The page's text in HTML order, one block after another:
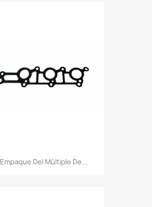
Empaque Del Múltiple De...